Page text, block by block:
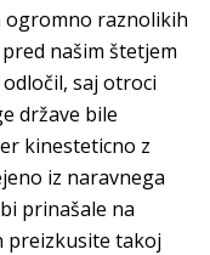
ogromno raznolikih
našim štetjem
saj otroci
države bile
kinesteticno z
iz naravnega
prinašale na
preizkusite takoj